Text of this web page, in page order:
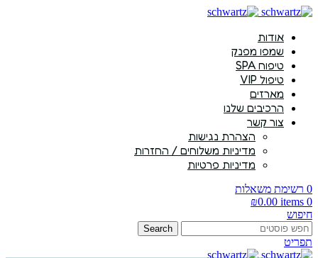
אודות
שמפו מפנק
טיפוח SPA
טיפול VIP
מארזים
הרכיבים שלנו
צור קשר
הצהרת נגישות
מדיניות משלוחים / החזרות
מדיניות פרטיות
0 רשימת משאלות
0
items
₪0.00
חיפוש
Search
תפריט